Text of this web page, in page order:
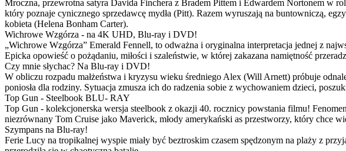
Mroczna, przewrotna satyra Davida Finchera z Bradem Pittem i Edwardem Nortonem w
który poznaje cynicznego sprzedawcę mydła (Pitt). Razem wyruszają na buntowniczą,
kobieta (Helena Bonham Carter).
Wichrowe Wzgórza - na 4K UHD, Blu-ray i DVD!
„Wichrowe Wzgórza” Emerald Fennell, to odważna i oryginalna interpretacja jednej z
Epicka opowieść o pożądaniu, miłości i szaleństwie, w której zakazana namiętność
Czy mnie słychac? Na Blu-ray i DVD!
W obliczu rozpadu małżeństwa i kryzysu wieku średniego Alex (Will Arnett) próbuje
poniosła dla rodziny. Sytuacja zmusza ich do radzenia sobie z wychowaniem dzieci,
Top Gun - Steelbook BLU- RAY
Top Gun - kolekcjonerska wersja steelbook z okazji 40. rocznicy powstania filmu!
niezrównany Tom Cruise jako Maverick, młody amerykański as przestworzy, który chce
Szympans na Blu-ray!
Ferie Lucy na tropikalnej wyspie miały być beztroskim czasem spędzonym na plaży z